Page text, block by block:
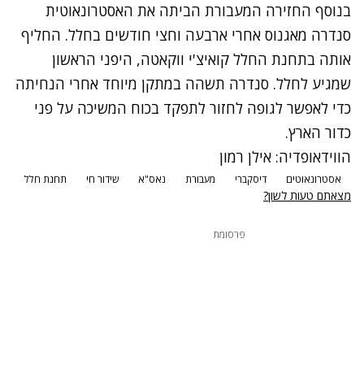
בנוסף החזירה המעבורת הביתה את האסטרונאוטית
סנדרה מאגנוס אחרי ארבעה וחצי חודשים בחלל. החליף
אותה בתחנת החלל קואיצ'י ווקאטה, היפני הראשון
שמגיע לחלל. סנדרה תשהה במתקן מיוחד אחרי הנחיתה
כדי לאפשר לגופה לחזור לתפקד בכוח המשיכה על פני
כדור הארץ.
הווידאופדיה: אילן רמון
אסטרונאוטים דיסקברי מעבורת נאס"א שידור חי תחנת חלל
מצאתם טעות לשון?
פרסומת